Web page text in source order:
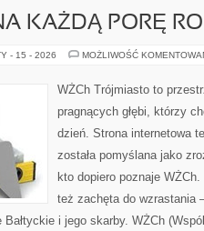
KAŻDĄ PORĘ
- 15 - 2026 MOŻLIWOŚĆ
WŻCh Trójmiasto to
pragnących głębi, którzy
dzień. Strona internetowa
została pomyślana jako
kto dopiero poznaje
też zachęta do wzrastania
i jego skarby. WŻCh